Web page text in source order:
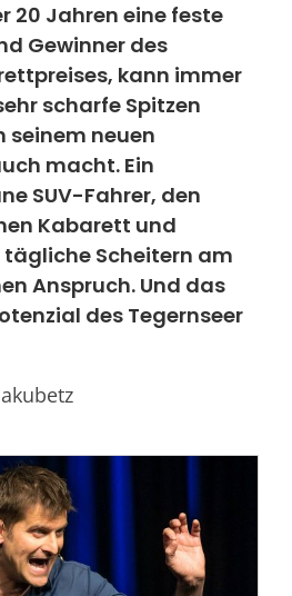
20 Jahren eine feste
Gewinner des
kann immer
scharfe Spitzen
seinem neuen
macht. Ein
SUV-Fahrer, den
Kabarett und
Scheitern am
Anspruch. Und das
des Tegernseer